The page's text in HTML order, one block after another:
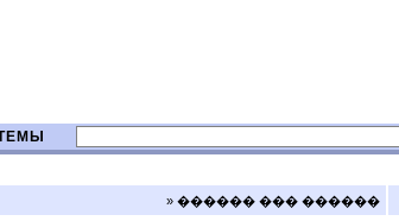
» ������ ��� ������